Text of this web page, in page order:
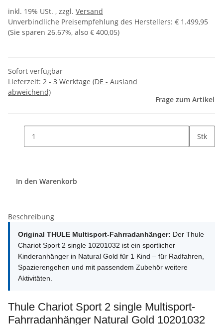
inkl. 19% USt. , zzgl. Versand
Unverbindliche Preisempfehlung des Herstellers: € 1.499,95
(Sie sparen 26.67%, also € 400,05)
Sofort verfügbar
Lieferzeit: 2 - 3 Werktage (DE - Ausland
abweichend)
Frage zum Artikel
Stk
In den Warenkorb
Beschreibung
Original THULE Multisport-Fahrradanhänger: Der Thule
Chariot Sport 2 single 10201032 ist ein sportlicher
Kinderanhänger in Natural Gold für 1 Kind – für Radfahren,
Spazierengehen und mit passendem Zubehör weitere
Aktivitäten.
Thule Chariot Sport 2 single Multisport-
Fahrradanhänger Natural Gold 10201032